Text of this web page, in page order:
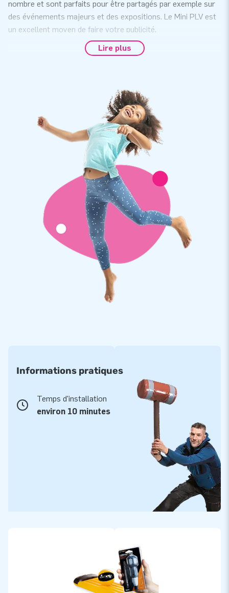
nombre et sont parfaits pour être partagés par exemple sur
des événements majeurs et des expositions. Le Mini PLV est
un excellent moyen de faire votre publicité.
Notre équipe de conception de produits réfléchit avec vous et
conçoit pour vous une structure gonflable unique de haute
avec une mini-version de votre produit et restez en tête avec
votre groupe cible. Un outil puissant qui s'amortit rapidement
Vous êtes intéressé par un mini PLV gonflable personnalisé?
Contactez-nous directement pour discuter des possibilités.
Lire plus
Informations pratiques
Temps d'installation
environ 10 minutes